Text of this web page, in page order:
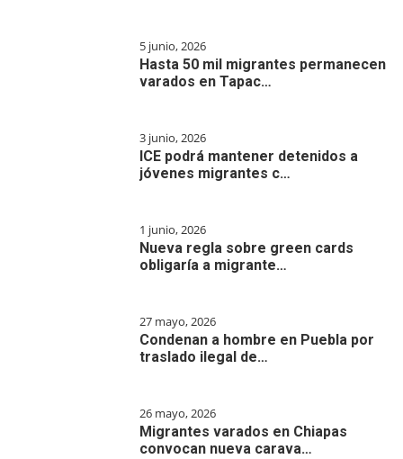
5 junio, 2026
Hasta 50 mil migrantes permanecen
varados en Tapac…
3 junio, 2026
ICE podrá mantener detenidos a
jóvenes migrantes c…
1 junio, 2026
Nueva regla sobre green cards
obligaría a migrante…
27 mayo, 2026
Condenan a hombre en Puebla por
traslado ilegal de…
26 mayo, 2026
Migrantes varados en Chiapas
convocan nueva carava…